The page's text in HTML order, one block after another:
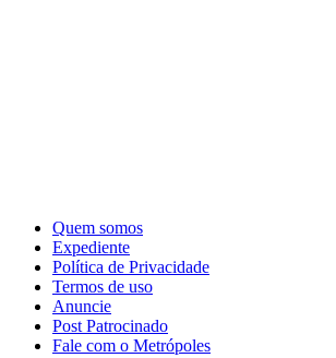
Quem somos
Expediente
Política de Privacidade
Termos de uso
Anuncie
Post Patrocinado
Fale com o Metrópoles